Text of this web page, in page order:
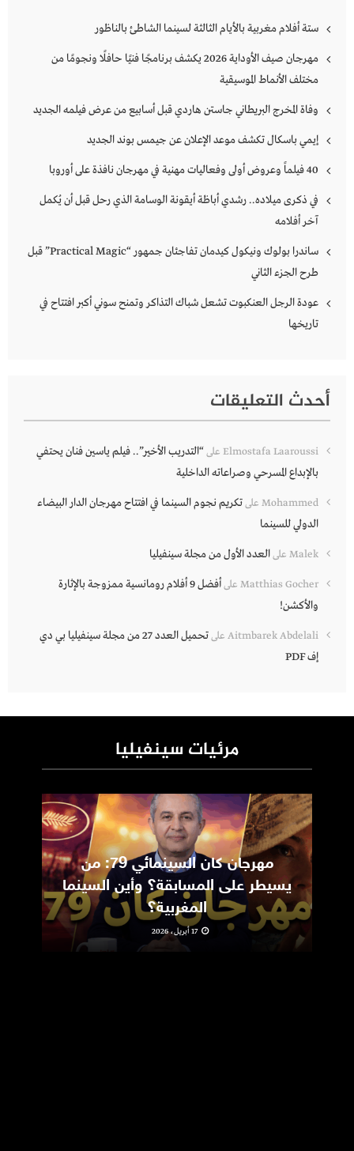
ستة أفلام مغربية بالأيام الثالثة لسينما الشاطئ بالناظور
مهرجان صيف الأوداية 2026 يكشف برنامجًا فنيًا حافلًا ونجومًا من
مختلف الأنماط الموسيقية
وفاة المخرج البريطاني جاستن هاردي قبل أسابيع من عرض فيلمه الجديد
إيمي باسكال تكشف موعد الإعلان عن جيمس بوند الجديد
40 فيلماً وعروض أولى وفعاليات مهنية في مهرجان نافذة على أوروبا
في ذكرى ميلاده.. رشدي أباظة أيقونة الوسامة الذي رحل قبل أن يُكمل
آخر أفلامه
ساندرا بولوك ونيكول كيدمان تفاجئان جمهور “Practical Magic” قبل
طرح الجزء الثاني
عودة الرجل العنكبوت تشعل شباك التذاكر وتمنح سوني أكبر افتتاح في
تاريخها
أحدث التعليقات
Elmostafa Laaroussi على“التدريب الأخير”.. فيلم ياسين فنان يحتفي
بالإبداع المسرحي وصراعاته الداخلية
Mohammed علىتكريم نجوم السينما في افتتاح مهرجان الدار البيضاء
الدولي للسينما
Malek علىالعدد الأول من مجلة سينفيليا
Matthias Gocher على
أفضل 9 أفلام رومانسية ممزوجة بالإثارة
والأكشن!
Aitmbarek Abdelali على
تحميل العدد 27 من مجلة سينفيليا بي دي
إف PDF
مرئيات سينفيليا
مهرجان كان السينمائي 79: من
يسيطر على المسابقة؟ وأين السينما
المغربية؟
17 أبريل، 2026